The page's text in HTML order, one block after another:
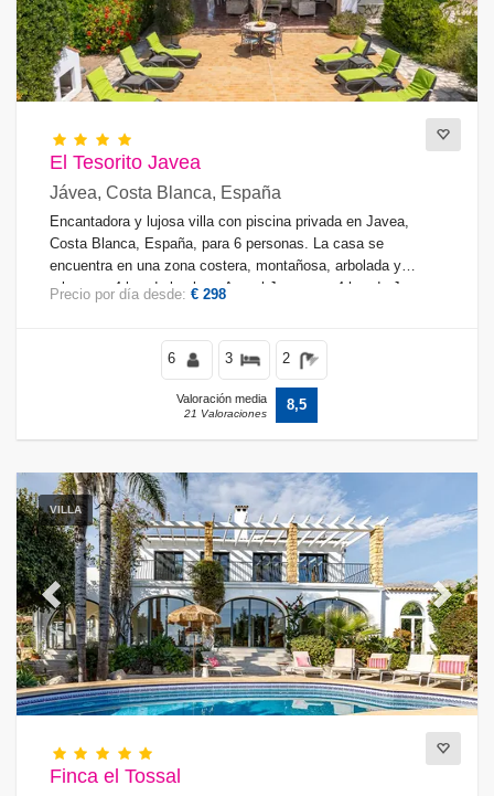
El Tesorito Javea
Jávea, Costa Blanca, España
Encantadora y lujosa villa con piscina privada en Javea,
Costa Blanca, España, para 6 personas. La casa se
encuentra en una zona costera, montañosa, arbolada y
urbana, a 4 km de la playa Arenal Javea y a 4 km de Javea -
Precio por día desde: € 298
6 3 2
Valoración media
21 Valoraciones
8,5
VILLA
Previous Next
Finca el Tossal